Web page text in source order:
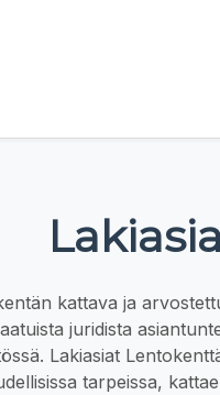
kattava ja
juridista
Lakiasiat
tarpeissa,